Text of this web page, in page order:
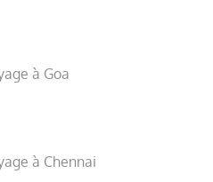
à Goa
à Chennai